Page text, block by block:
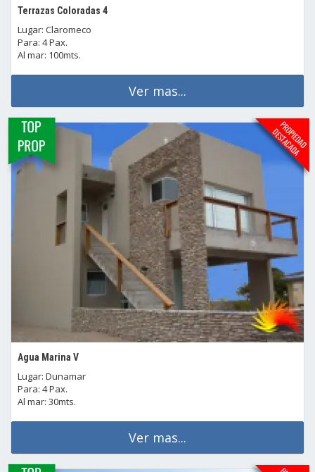
Terrazas Coloradas 4
Lugar: Claromeco
Para: 4 Pax.
Al mar: 100mts.
Ver mas...
Agua Marina V
Lugar: Dunamar
Para: 4 Pax.
Al mar: 30mts.
Ver mas...